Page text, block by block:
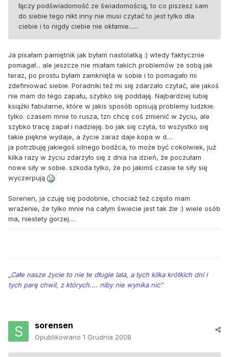
łączy podświadomość ze świadomością, to co piszesz sam
do siebie tego nikt inny nie musi czytać to jest tylko dla
ciebie i to nigdy ciebie nie okłamie......
Ja pisałam pamiętnik jak byłam nastolatką :) wtedy faktycznie
pomagał... ale jeszcze nie miałam takich problemów ze sobą jak
teraz, po prostu byłam zamknięta w sobie i to pomagało mi
zdefiniować siebie. Poradniki też mi się zdarzało czytać, ale jakoś
nie mam do tego zapału, szybko się poddaję. Najbardziej lubię
książki fabularne, które w jakis sposób opisują problemy ludzkie.
tylko. czasem mnie to rusza, tzn chcę coś zmienić w życiu, ale
szybko tracę zapał i nadzieję. bo jak się czyta, to wszystko się
takie piękne wydaje, a życie zaraz daje kopa w d....
ja potrzbuję jakiegoś silnego bodźca, to może być cokolwiek, już
kilka razy w życiu zdarzyło się z dnia na dzień, że poczułam
nowe siły w sobie. szkoda tylko, że po jakimś czasie te siły się
wyczerpują
Sorenen, ja czuję się podobnie, chociaż też często mam
wrażenie, że tylko mnie na całym świecie jest tak źle :) wiele osób
ma, niestety gorzej....
„Całe nasze życie to nie te długie lata, a tych kilka krótkich dni i
tych parę chwil, z których.... niby nie wynika nic”
sorensen
Opublikowano 1 Grudnia 2008